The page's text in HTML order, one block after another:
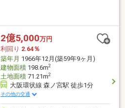
2億5,000万円
利回り 2.64％
築年月 1966年12月(築59年9ヶ月)
建物面積198.6m2
土地面積71.21m2
大阪環状線 森ノ宮駅 徒歩1分
その他の交通